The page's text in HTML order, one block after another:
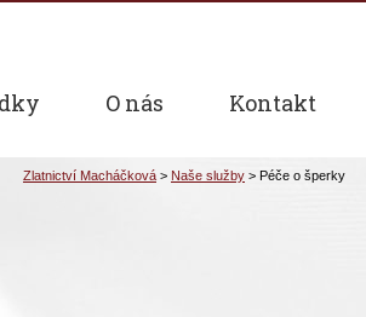
O nás Kontakt